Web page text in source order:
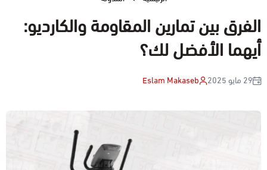
الفرق بين تمارين المقاومة والكارديو:
أيهما الأفضل لك؟
29 مايو 2025 Eslam Makaseb